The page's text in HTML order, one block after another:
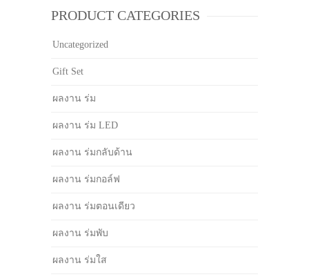
PRODUCT CATEGORIES
Uncategorized
Gift Set
ผลงาน ร่ม
ผลงาน ร่ม LED
ผลงาน ร่มกลับด้าน
ผลงาน ร่มกอล์ฟ
ผลงาน ร่มตอนเดียว
ผลงาน ร่มพับ
ผลงาน ร่มใส